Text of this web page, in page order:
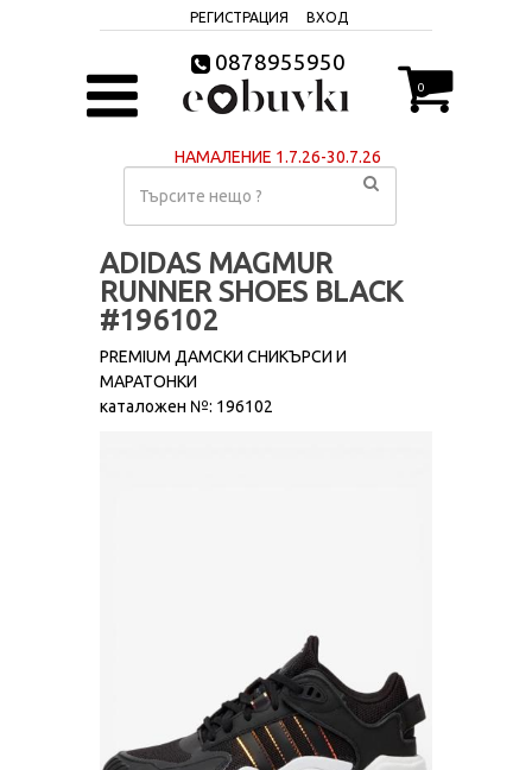
РЕГИСТРАЦИЯ ВХОД
0878955950
0
НАМАЛЕНИЕ 1.7.26-30.7.26
ADIDAS MAGMUR
RUNNER SHOES BLACK
#196102
PREMIUM ДАМСКИ СНИКЪРСИ И
МАРАТОНКИ
каталожен №: 196102